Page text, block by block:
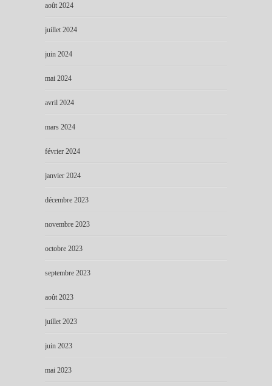
août 2024
juillet 2024
juin 2024
mai 2024
avril 2024
mars 2024
février 2024
janvier 2024
décembre 2023
novembre 2023
octobre 2023
septembre 2023
août 2023
juillet 2023
juin 2023
mai 2023